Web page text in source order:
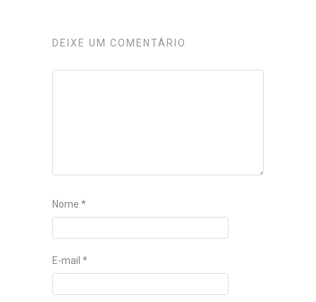
DEIXE UM COMENTÁRIO
Nome *
E-mail *